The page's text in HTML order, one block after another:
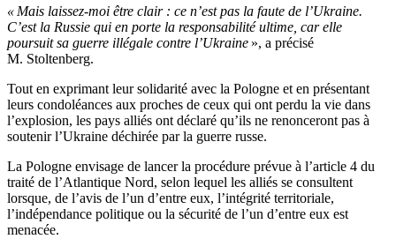
« Mais laissez-moi être clair : ce n’est pas la faute de l’Ukraine.
C’est la Russie qui en porte la responsabilité ultime, car elle
poursuit sa guerre illégale contre l’Ukraine », a précisé
M. Stoltenberg.
Tout en exprimant leur solidarité avec la Pologne et en présentant
leurs condoléances aux proches de ceux qui ont perdu la vie dans
l’explosion, les pays alliés ont déclaré qu’ils ne renonceront pas à
soutenir l’Ukraine déchirée par la guerre russe.
La Pologne envisage de lancer la procédure prévue à l’article 4 du
traité de l’Atlantique Nord, selon lequel les alliés se consultent
lorsque, de l’avis de l’un d’entre eux, l’intégrité territoriale,
l’indépendance politique ou la sécurité de l’un d’entre eux est
menacée.